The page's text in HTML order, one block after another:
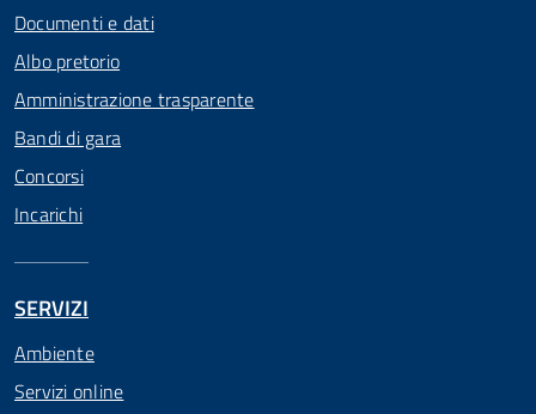
Documenti e dati
Albo pretorio
Amministrazione trasparente
Bandi di gara
Concorsi
Incarichi
SERVIZI
Ambiente
Servizi online